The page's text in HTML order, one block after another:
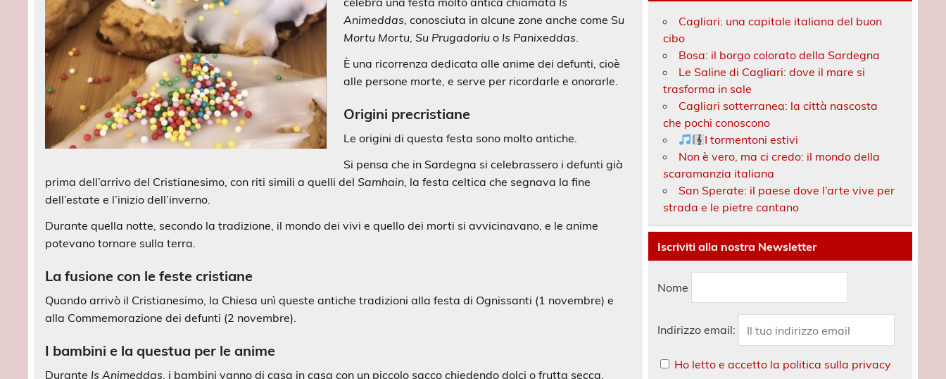
Animeddas, conosciuta in alcune zone anche come Su
Mortu Mortu,Su Prugadoriu o Is Panixeddas.
È una ricorrenza dedicata alle anime dei defunti, cioè
alle persone morte, e serve per ricordarle e onorarle.
Origini precristiane
Le origini di questa festa sono molto antiche.
Si pensa che in Sardegna si celebrassero i defunti già
prima dell’arrivo del Cristianesimo, con riti simili a quelli delSamhain, la festa celtica che segnava la fine
dell’estate e l’inizio dell’inverno.
Durante quella notte, secondo la tradizione, il mondo dei vivi e quello dei morti si avvicinavano, e le anime
potevano tornare sulla terra.
La fusione con le feste cristiane
Quando arrivò il Cristianesimo, la Chiesa unì queste antiche tradizioni alla festa di Ognissanti (1 novembre) e
alla Commemorazione dei defunti (2 novembre).
I bambini e la questua per le anime
Durante Is Animeddas, i bambini vanno di casa in casa con un piccolo sacco chiedendo dolci o frutta secca.
Cagliari: una capitale italiana del buon
cibo
Bosa: il borgo colorato della Sardegna
Le Saline di Cagliari: dove il mare si
trasforma in sale
Cagliari sotterranea: la città nascosta
che pochi conoscono
I tormentoni estivi
Non è vero, ma ci credo: il mondo della
scaramanzia italiana
San Sperate: il paese dove l’arte vive per
strada e le pietre cantano
Iscriviti alla nostra Newsletter
Nome
Indirizzo email:
Ho letto e accetto la politica sulla privacy